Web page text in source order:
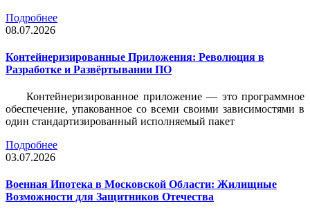
Подробнее
08.07.2026
Контейнеризированные Приложения: Революция в
Разработке и Развёртывании ПО
Контейнеризированное приложение — это программное
обеспечение, упакованное со всеми своими зависимостями в
один стандартизированный исполняемый пакет
Подробнее
03.07.2026
Военная Ипотека в Московской Области: Жилищные
Возможности для Защитников Отечества